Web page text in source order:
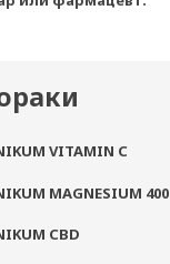
VITAMIN C
MAGNESIUM 400
CBD